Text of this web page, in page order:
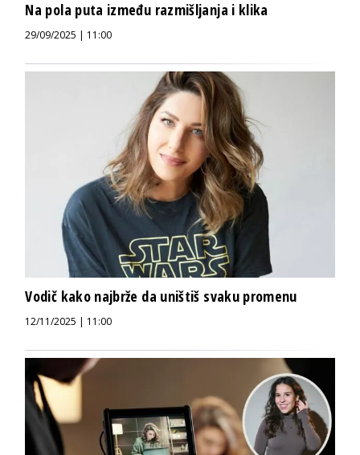
Na pola puta između razmišljanja i klika
29/09/2025 | 11:00
Vodič kako najbrže da uništiš svaku promenu
12/11/2025 | 11:00